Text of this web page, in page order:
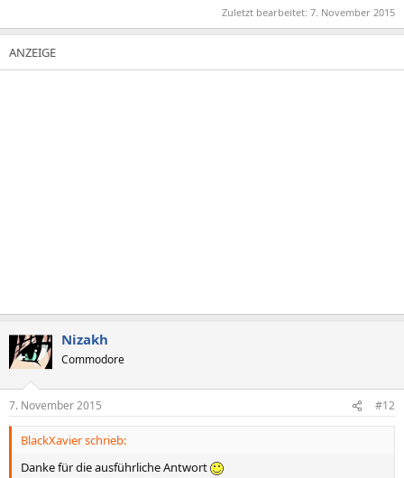
Zuletzt bearbeitet: 7. November 2015
Nizakh
Commodore
7. November 2015 #12
BlackXavier schrieb:
Danke für die ausführliche Antwort